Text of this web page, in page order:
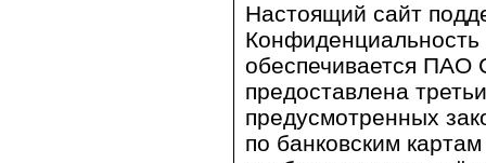
Настоящий сайт
обеспечивается
предоставлена
предусмотренных
по банковским